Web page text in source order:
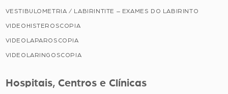
VESTIBULOMETRIA / LABIRINTITE – EXAMES DO LABIRINTO
VIDEOHISTEROSCOPIA
VIDEOLAPAROSCOPIA
VIDEOLARINGOSCOPIA
Hospitais, Centros e Clínicas